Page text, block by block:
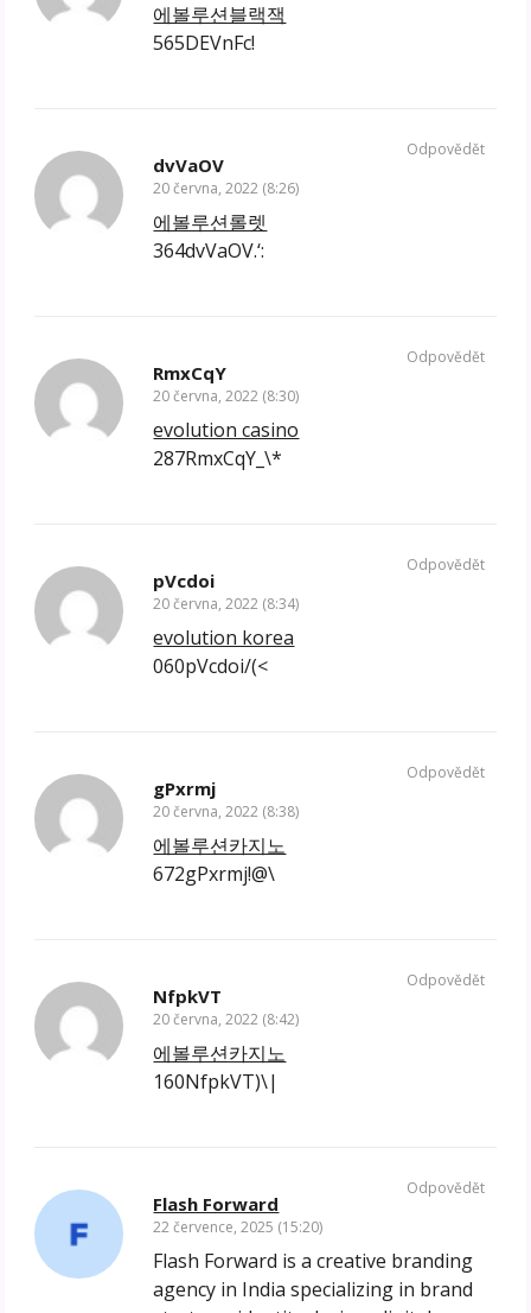
에볼루션블랙잭
565DEVnFc!
dvVaOV
20 června, 2022 (8:26)
에볼루션롤렛
364dvVaOV.‘:
Odpovědět
RmxCqY
20 června, 2022 (8:30)
evolution casino
287RmxCqY_\*
Odpovědět
pVcdoi
20 června, 2022 (8:34)
evolution korea
060pVcdoi/(<
Odpovědět
gPxrmj
20 června, 2022 (8:38)
에볼루션카지노
672gPxrmj!@\
Odpovědět
NfpkVT
20 června, 2022 (8:42)
에볼루션카지노
160NfpkVT)\|
Odpovědět
Flash Forward
22 července, 2025 (15:20)
Flash Forward is a creative branding
agency in India specializing in brand
Odpovědět